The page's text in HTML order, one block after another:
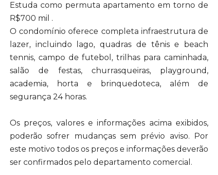
Estuda como permuta apartamento em torno de
R$700 mil .
O condomínio oferece completa infraestrutura de
lazer, incluindo lago, quadras de tênis e beach
tennis, campo de futebol, trilhas para caminhada,
salão de festas, churrasqueiras, playground,
academia, horta e brinquedoteca, além de
segurança 24 horas.
Os preços, valores e informações acima exibidos,
poderão sofrer mudanças sem prévio aviso. Por
este motivo todos os preços e informações deverão
ser confirmados pelo departamento comercial.